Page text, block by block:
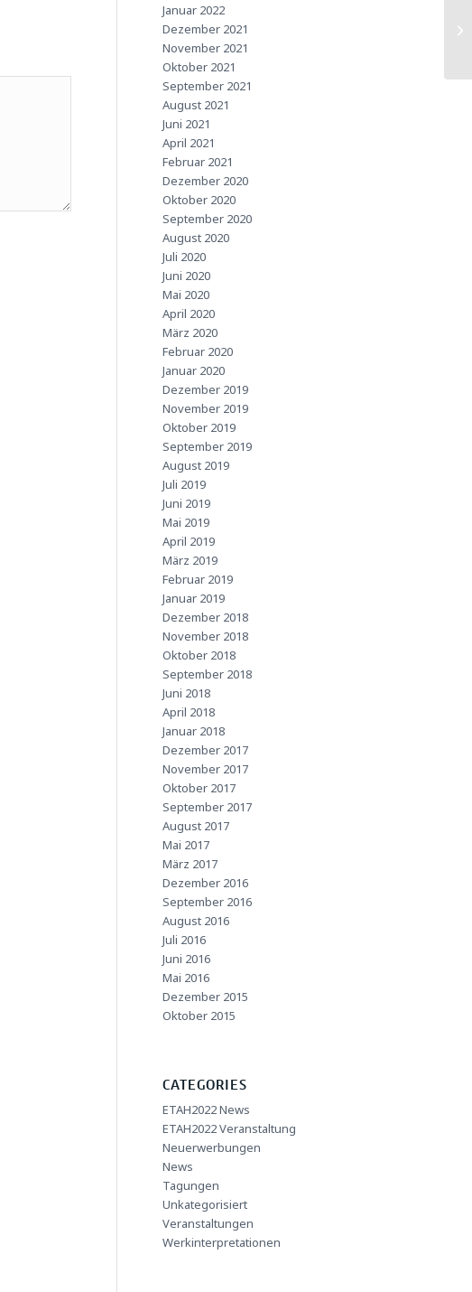
Januar 2022
Dezember 2021
November 2021
Oktober 2021
September 2021
August 2021
Juni 2021
April 2021
Februar 2021
Dezember 2020
Oktober 2020
September 2020
August 2020
Juli 2020
Juni 2020
Mai 2020
April 2020
März 2020
Februar 2020
Januar 2020
Dezember 2019
November 2019
Oktober 2019
September 2019
August 2019
Juli 2019
Juni 2019
Mai 2019
April 2019
März 2019
Februar 2019
Januar 2019
Dezember 2018
November 2018
Oktober 2018
September 2018
Juni 2018
April 2018
Januar 2018
Dezember 2017
November 2017
Oktober 2017
September 2017
August 2017
Mai 2017
März 2017
Dezember 2016
September 2016
August 2016
Juli 2016
Juni 2016
Mai 2016
Dezember 2015
Oktober 2015
CATEGORIES
ETAH2022 News
ETAH2022 Veranstaltung
Neuerwerbungen
News
Tagungen
Unkategorisiert
Veranstaltungen
Werkinterpretationen